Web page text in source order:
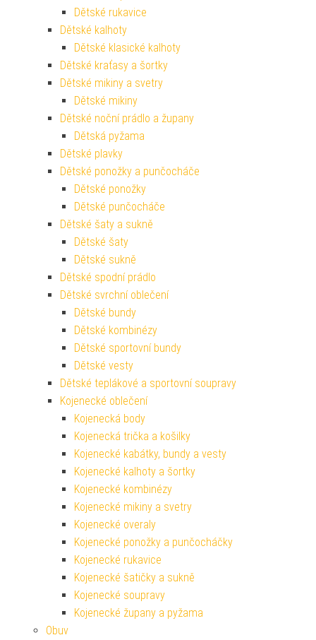
Dětské rukavice
Dětské kalhoty
Dětské klasické kalhoty
Dětské kraťasy a šortky
Dětské mikiny a svetry
Dětské mikiny
Dětské noční prádlo a župany
Dětská pyžama
Dětské plavky
Dětské ponožky a punčocháče
Dětské ponožky
Dětské punčocháče
Dětské šaty a sukně
Dětské šaty
Dětské sukně
Dětské spodní prádlo
Dětské svrchní oblečení
Dětské bundy
Dětské kombinézy
Dětské sportovní bundy
Dětské vesty
Dětské teplákové a sportovní soupravy
Kojenecké oblečení
Kojenecká body
Kojenecká trička a košilky
Kojenecké kabátky, bundy a vesty
Kojenecké kalhoty a šortky
Kojenecké kombinézy
Kojenecké mikiny a svetry
Kojenecké overaly
Kojenecké ponožky a punčocháčky
Kojenecké rukavice
Kojenecké šatičky a sukně
Kojenecké soupravy
Kojenecké župany a pyžama
Obuv